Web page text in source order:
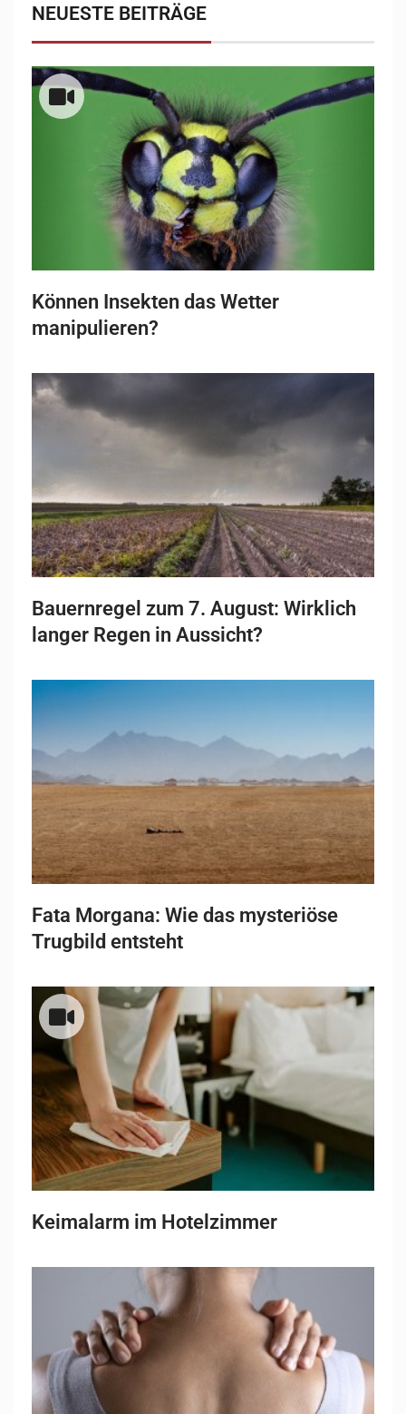
NEUESTE BEITRÄGE
Können Insekten das Wetter
manipulieren?
Bauernregel zum 7. August: Wirklich
langer Regen in Aussicht?
Fata Morgana: Wie das mysteriöse
Trugbild entsteht
Keimalarm im Hotelzimmer